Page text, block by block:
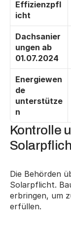
Effizienzpfl
icht
Dachsanier
ungen ab
01.07.2024
Energiewen
de
unterstütze
n
Kontrolle
Die Behörden
Solarpflicht.
erbringen, um
erfüllen.